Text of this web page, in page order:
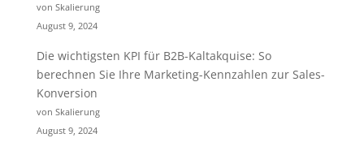
von Skalierung
August 9, 2024
Die wichtigsten KPI für B2B-Kaltakquise: So
berechnen Sie Ihre Marketing-Kennzahlen zur Sales-
Konversion
von Skalierung
August 9, 2024